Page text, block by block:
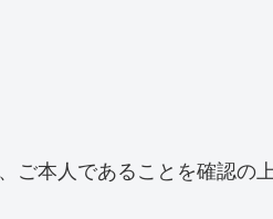
本人であることを確認の